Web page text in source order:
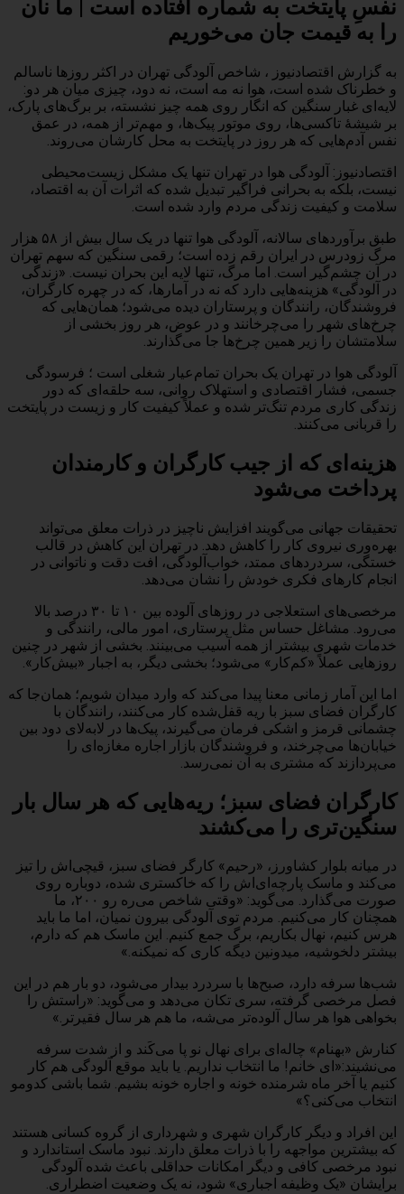
نفسِ پایتخت به شماره افتاده است | ما نان
را به قیمت جان می‌خوریم
به گزارش اقتصادنیوز ، شاخص آلودگی تهران در اکثر روزها ناسالم
و خطرناک شده است، هوا نه مه است، نه دود، چیزی میان هر دو:
لایه‌ای غبار سنگین که انگار روی همه چیز نشسته، بر برگ‌های پارک،
بر شیشهٔ تاکسی‌ها، روی موتور پیک‌ها، و مهم‌تر از همه، در عمق
نفس آدم‌هایی که هر روز در پایتخت به محل کارشان می‌روند.
اقتصادنیوز: آلودگی هوا در تهران تنها یک مشکل زیست‌محیطی
نیست، بلکه به بحرانی فراگیر تبدیل شده که اثرات آن به اقتصاد،
سلامت و کیفیت زندگی مردم وارد شده است.
طبق برآوردهای سالانه، آلودگی هوا تنها در یک سال بیش از ۵۸ هزار
مرگ زودرس در ایران رقم زده است؛ رقمی سنگین که سهم تهران
در آن چشم‌گیر است. اما مرگ، تنها لایه این بحران نیست. «زندگی
در آلودگی» هزینه‌هایی دارد که نه در آمارها، که در چهره کارگران،
فروشندگان، رانندگان و پرستاران دیده می‌شود؛ همان‌هایی که
چرخ‌های شهر را می‌چرخانند و در عوض، هر روز بخشی از
سلامتشان را زیر همین چرخ‌ها جا می‌گذارند.
آلودگی هوا در تهران یک بحران تمام‌عیار شغلی است ؛ فرسودگی
جسمی، فشار اقتصادی و استهلاک روانی، سه حلقه‌ای که دور
زندگی کاری مردم تنگ‌تر شده و عملاً کیفیت کار و زیست در پایتخت
را قربانی می‌کنند.
هزینه‌ای که از جیب کارگران و کارمندان
پرداخت می‌شود
تحقیقات جهانی می‌گویند افزایش ناچیز در ذرات معلق می‌تواند
بهره‌وری نیروی کار را کاهش دهد. در تهران این کاهش در قالب
خستگی، سردردهای ممتد، خواب‌آلودگی، افت دقت و ناتوانی در
انجام کارهای فکری خودش را نشان می‌دهد.
مرخصی‌های استعلاجی در روزهای آلوده بین ۱۰ تا ۳۰ درصد بالا
می‌رود. مشاغل حساس مثل پرستاری، امور مالی، رانندگی و
خدمات شهری بیشتر از همه آسیب می‌بینند. بخشی از شهر در چنین
روزهایی عملاً «کم‌کار» می‌شود؛ بخشی دیگر، به اجبار «بیش‌کار».
اما این آمار زمانی معنا پیدا می‌کند که وارد میدان شویم؛ همان‌جا که
کارگران فضای سبز با ریه قفل‌شده کار می‌کنند، رانندگان با
چشمانی قرمز و اشکی فرمان می‌گیرند، پیک‌ها در لابه‌لای دود بین
خیابان‌ها می‌چرخند، و فروشندگان بازار اجاره‌ مغازه‌ای را
می‌پردازند که مشتری به آن نمی‌رسد.
کارگران فضای سبز؛ ریه‌هایی که هر سال بار
سنگین‌تری را می‌کشند
در میانه بلوار کشاورز، «رحیم» کارگر فضای سبز، قیچی‌اش را تیز
می‌کند و ماسک پارچه‌ای‌اش را که خاکستری شده، دوباره روی
صورت می‌گذارد. می‌گوید: «وقتی شاخص می‌ره رو ۲۰۰، ما
همچنان کار می‌کنیم. مردم توی آلودگی بیرون نمیان، اما ما باید
هرس کنیم، نهال بکاریم، برگ جمع کنیم. این ماسک هم که دارم،
بیشتر دلخوشیه، میدونین دیگه کاری که نمیکنه.»
شب‌ها سرفه دارد، صبح‌ها با سردرد بیدار می‌شود، دو بار هم در این
فصل مرخصی گرفته، سری تکان می‌دهد و می‌گوید: «راستش را
بخواهی هوا هر سال آلوده‌تر می‌شه، ما هم هر سال فقیرتر.»
کنارش «بهنام» چاله‌ای برای نهال نو پا می‌کَند و از شدت سرفه
می‌نشیند:«ای خانم! ما انتخاب نداریم. یا باید موقع آلودگی هم کار
کنیم یا آخر ماه شرمنده خونه و اجاره خونه بشیم. شما باشی کدومو
انتخاب می‌کنی؟»
این‌ افراد و دیگر کارگران شهری و شهرداری از گروه کسانی هستند
که بیشترین مواجهه را با ذرات معلق دارند. نبود ماسک استاندارد و
نبود مرخصی کافی و دیگر امکانات حداقلی باعث شده آلودگی
برایشان «یک وظیفه اجباری» شود، نه یک وضعیت اضطراری.